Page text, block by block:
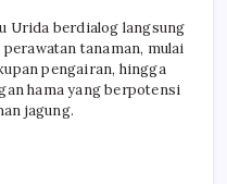
Urida berdialog langsung
tanaman, mulai
pengairan, hingga
hama yang berpotensi
jagung.